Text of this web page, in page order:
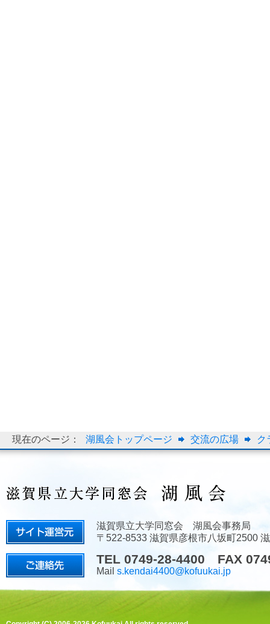
現在のページ： 湖風会トップページ 交流の広場 ク
滋賀県立大学同窓会 湖風会事務局
〒522-8533 滋賀県彦根市八坂町2500
TEL 0749-28-4400 FAX
Mail s.kendai4400@kofuukai.jp